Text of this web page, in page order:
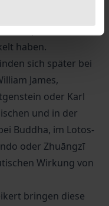
wie sie die
haben.
sich später bei
James,
oder Karl
und in der
Buddha, im Lotos-
oder Zhuāngzī
Wirkung von
bringen diese